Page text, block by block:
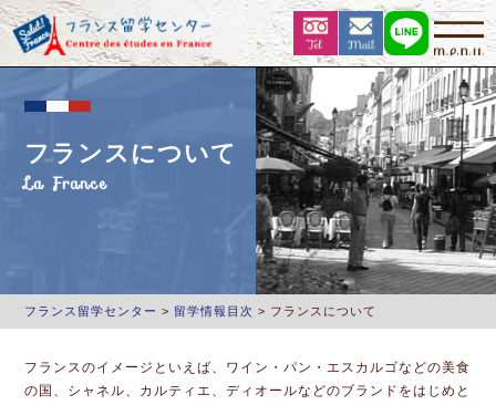
フランスについて
La France
フランス留学センター > 留学情報目次 > フランスについて
フランスのイメージといえば、ワイン・パン・エスカルゴなどの美食
の国、シャネル、カルティエ、ディオールなどのブランドをはじめと